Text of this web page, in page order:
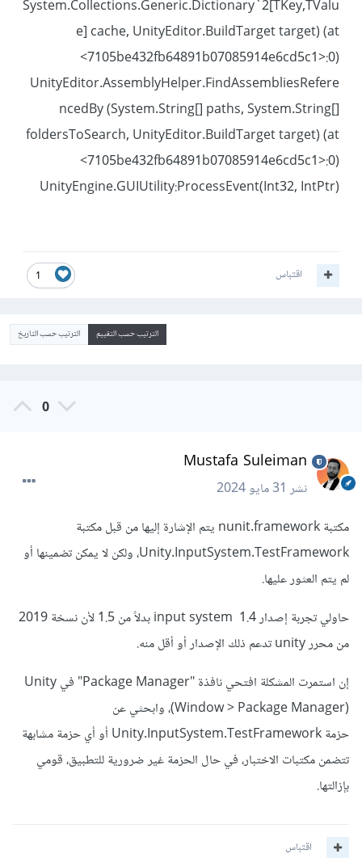
System.Collections.Generic.Dictionary`2[TKey,TValu
e] cache, UnityEditor.BuildTarget target) (at
<7105be432fb64891b07085914e6cd5c1>:0)
UnityEditor.AssemblyHelper.FindAssembliesRefere
ncedBy (System.String[] paths, System.String[]
foldersToSearch, UnityEditor.BuildTarget target) (at
<7105be432fb64891b07085914e6cd5c1>:0)
UnityEngine.GUIUtility:ProcessEvent(Int32, IntPtr)
1 اقتباس
الترتيب حسب التقييم الترتيب حسب التاريخ
0
Mustafa Suleiman
نشر31 مايو 2024
مكتبة nunit.framework يتم الإشارة إليها من قبل مكتبة
Unity.InputSystem.TestFramework، ولكن لا يمكن تضمينها أو
لم يتم العثور عليها.
حاولي تجربة إصدار 1.4 input system بدلاً من 1.5 لأن نسخة 2019
من محرر unity تدعم ذلك الإصدار أو أقل منه.
إن استمرت المشكلة افتحي نافذة "Package Manager" في Unity
(Window > Package Manager)، وابحثي عن
حزمة Unity.InputSystem.TestFramework أو أي حزمة مشابهة
تتضمن مكتبات الاختبار، في حال الحزمة غير ضرورية للتطبيق، قومي
بإزالتها.
اقتباس